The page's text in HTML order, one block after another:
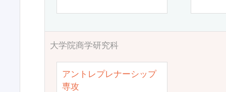
大学院商学研究科
アントレプレナーシップ
専攻